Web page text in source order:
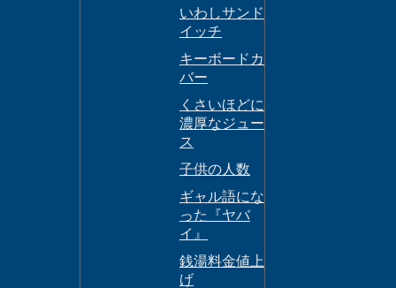
いわしサンド
イッチ
キーボードカ
バー
くさいほどに
濃厚なジュー
ス
子供の人数
ギャル語にな
った『ヤバ
イ』
銭湯料金値上
げ